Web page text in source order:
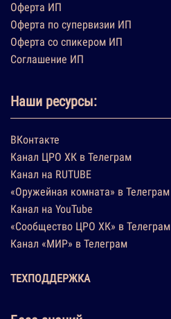
Оферта ИП
Оферта по супервизии ИП
Оферта со спикером ИП
Соглашение ИП
Наши ресурсы:
ВКонтакте
Канал ЦРО ХК в Телеграм
Канал на RUTUBE
«Оружейная комната» в Телеграм
Канал на YouTube
«Сообщество ЦРО ХК» в Телеграм
Канал «МИР» в Телеграм
ТЕХПОДДЕРЖКА